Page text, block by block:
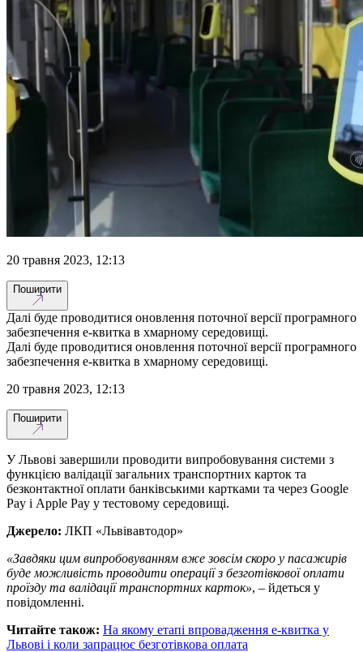
20 травня 2023, 12:13
Поширити
Далі буде проводитися оновлення поточної версії програмного
забезпечення е-квитка в хмарному середовищі.
Далі буде проводитися оновлення поточної версії програмного
забезпечення е-квитка в хмарному середовищі.
20 травня 2023, 12:13
Поширити
У Львові завершили проводити випробовування системи з
функцією валідації загальних транспортних карток та
безконтактної оплати банківськими картками та через Google
Pay і Apple Pay у тестовому середовищі.
Джерело: ЛКП «Львівавтодор»
«Завдяки цим випробовуванням вже зовсім скоро у пасажирів
буде можливість проводити операції з безготівкової оплати
проїзду та валідації транспортних карток», – йдеться у
повідомленні.
Читайте також: На якому етапі впровадження е-квитка у
Львові і коли запрацює безготівкова оплата